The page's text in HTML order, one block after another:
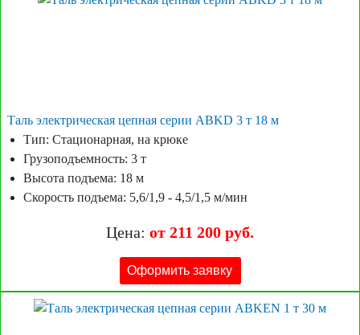
Таль электрическая цепная серии ABKD 3 т 18 м
Тип: Стационарная, на крюке
Грузоподъемность: 3 т
Высота подъема: 18 м
Скорость подъема: 5,6/1,9 - 4,5/1,5 м/мин
Цена: от 211 200 руб.
Оформить заявку